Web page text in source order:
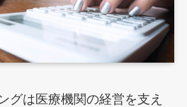
グは医療機関の経営を支え